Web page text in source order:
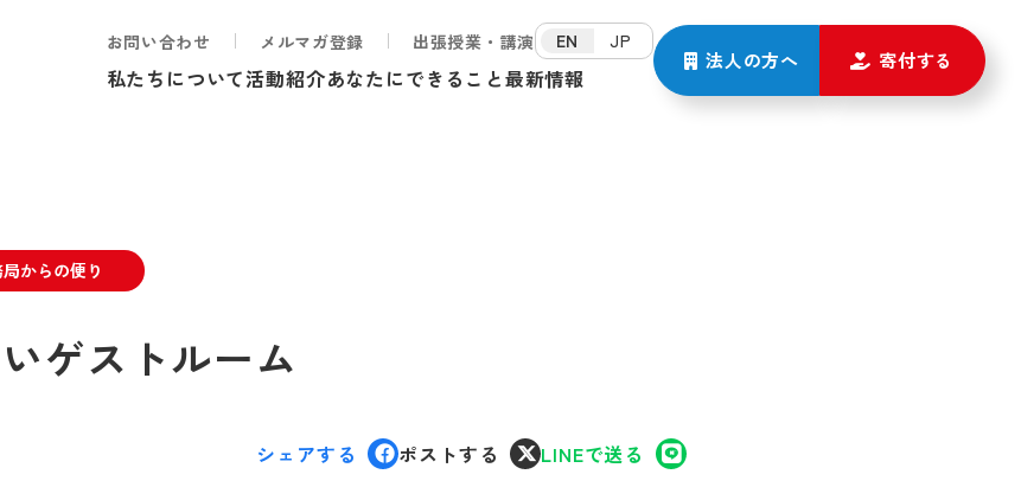
お問い合わせ メルマガ登録 出張授業・講演 EN JP
私たちについて活動紹介あなたにできること最新情報
法人の方へ 寄付する
からの便り
ゲストルーム
シェアする ポストする LINEで送る